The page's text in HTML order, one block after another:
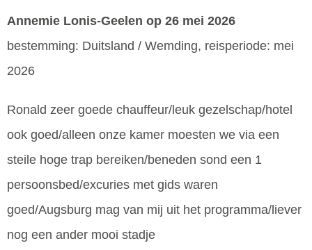
Annemie Lonis-Geelen op 26 mei 2026
bestemming: Duitsland / Wemding, reisperiode: mei
2026
Ronald zeer goede chauffeur/leuk gezelschap/hotel
ook goed/alleen onze kamer moesten we via een
steile hoge trap bereiken/beneden sond een 1
persoonsbed/excuries met gids waren
goed/Augsburg mag van mij uit het programma/liever
nog een ander mooi stadje